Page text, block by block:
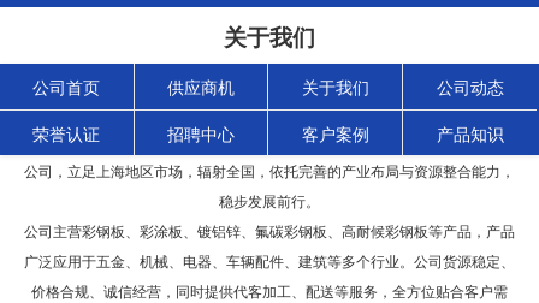
关于我们
公司首页 供应商机 关于我们 公司动态
荣誉认证 招聘中心 客户案例 产品知识
上海轩本实业有限公司，是一家集钢铁贸易、物流、加工于一体的产业全配套
公司，立足上海地区市场，辐射全国，依托完善的产业布局与资源整合能力，
稳步发展前行。
公司主营彩钢板、彩涂板、镀铝锌、氟碳彩钢板、高耐候彩钢板等产品，产品
广泛应用于五金、机械、电器、车辆配件、建筑等多个行业。公司货源稳定、
价格合规、诚信经营，同时提供代客加工、配送等服务，全方位贴合客户需